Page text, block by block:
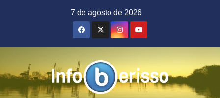
7 de agosto de 2026